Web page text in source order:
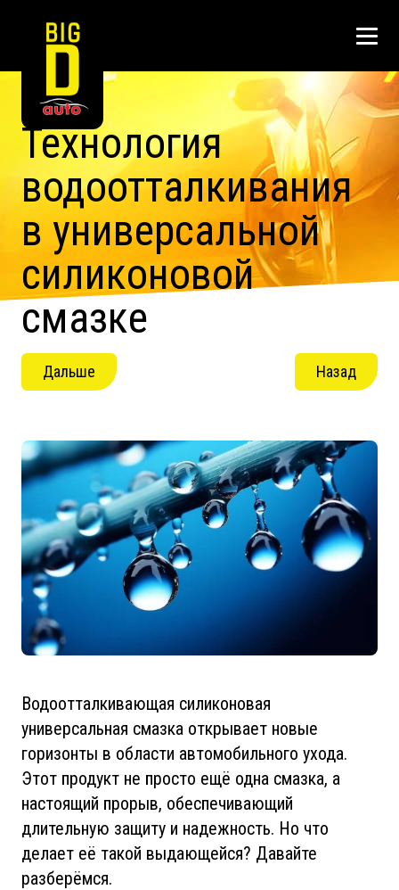
Технология
водоотталкивания
в универсальной
силиконовой
смазке
Дальше Назад
Водоотталкивающая силиконовая
универсальная смазка открывает новые
горизонты в области автомобильного ухода.
Этот продукт не просто ещё одна смазка, а
настоящий прорыв, обеспечивающий
длительную защиту и надежность. Но что
делает её такой выдающейся? Давайте
разберёмся.